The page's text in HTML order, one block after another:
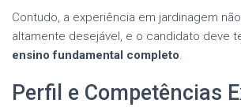
Contudo, a experiência em jardinagem
altamente desejável, e o candidato deve
ensino fundamental completo.
Perfil e Competências